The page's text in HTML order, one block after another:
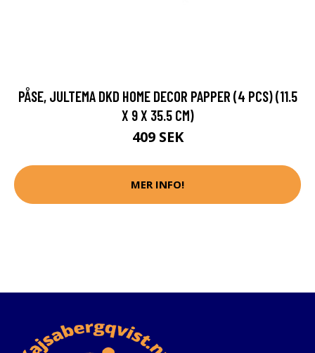
PÅSE, JULTEMA DKD HOME DECOR PAPPER (4 PCS) (11.5
X 9 X 35.5 CM)
409 SEK
MER INFO!